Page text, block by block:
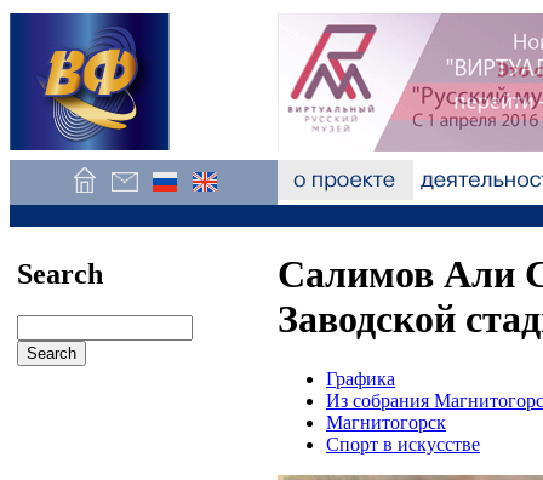
Search
Салимов Али
Заводской
Графика
Из собрания
Магнитогорск
Спорт в искусстве